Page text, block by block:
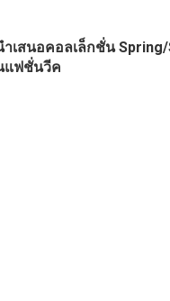
เสนอคอลเล็กชั่น
แฟชั่นวีค